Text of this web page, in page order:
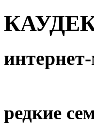
редкие